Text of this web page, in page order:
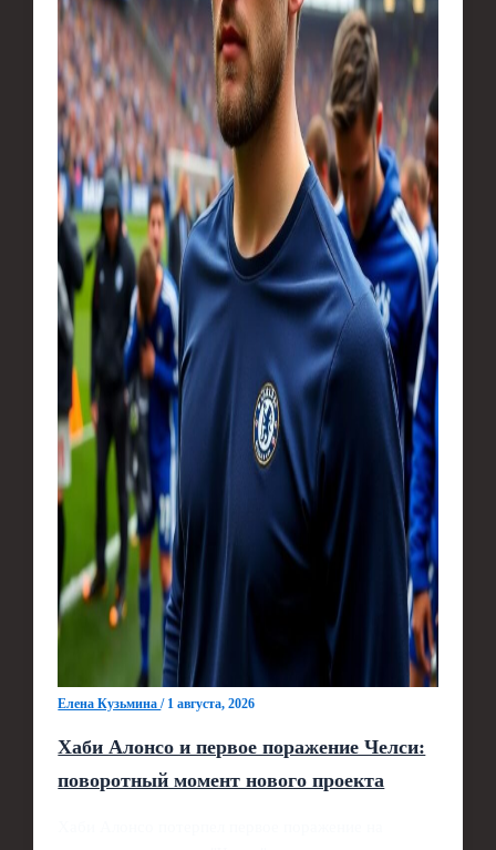
Елена Кузьмина/ 1 августа, 2026
Хаби Алонсо и первое поражение Челси:
поворотный момент нового проекта